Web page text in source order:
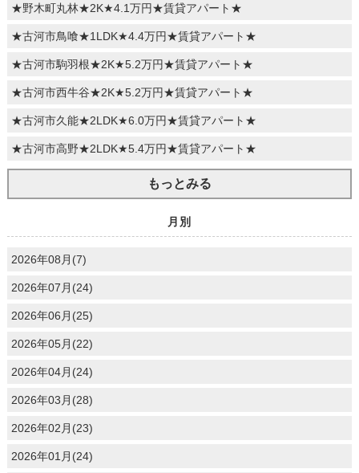
★野木町丸林★2K★4.1万円★賃貸アパート★
★古河市鳥喰★1LDK★4.4万円★賃貸アパート★
★古河市駒羽根★2K★5.2万円★賃貸アパート★
★古河市西牛谷★2K★5.2万円★賃貸アパート★
★古河市久能★2LDK★6.0万円★賃貸アパート★
★古河市高野★2LDK★5.4万円★賃貸アパート★
もっとみる
月別
2026年08月(7)
2026年07月(24)
2026年06月(25)
2026年05月(22)
2026年04月(24)
2026年03月(28)
2026年02月(23)
2026年01月(24)